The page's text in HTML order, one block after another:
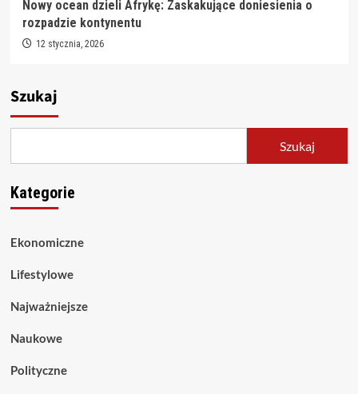
Nowy ocean dzieli Afrykę: Zaskakujące doniesienia o
rozpadzie kontynentu
12 stycznia, 2026
Szukaj
Szukaj
Kategorie
Ekonomiczne
Lifestylowe
Najważniejsze
Naukowe
Polityczne